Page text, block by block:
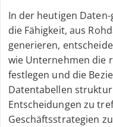
In der heutigen
die Fähigkeit, aus
generieren,
wie Unternehmen die
festlegen und die
Datentabellen
Entscheidungen zu
Geschäftsstrategien